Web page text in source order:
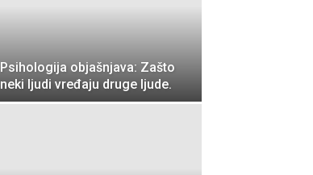
Psihologija objašnjava: Zašto
neki ljudi vređaju druge ljude.